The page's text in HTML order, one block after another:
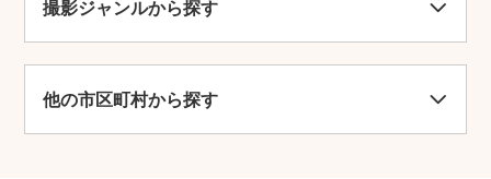
撮影ジャンルから探す
他の市区町村から探す